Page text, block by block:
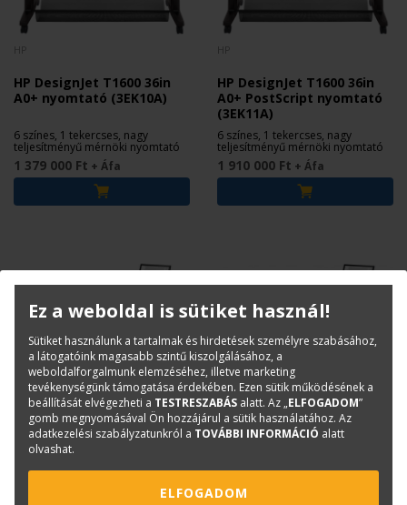
HP DesignJet T1600 36in
A0+ nyomtató (3EK10A)
6 színes, 1 tekercses, nagy
teljesítményű mérnöki nyomtató
1 379 000 Ft + Áfa
HP DesignJet T1600 36in
A0+ PostScript nyomtató
(3EK11A)
6 színes, 1 tekercses, nagy
teljesítményű mérnöki nyomtató
1 910 000 Ft + Áfa
HP DesignJet T2600 MFP
36in A0+ multifunkciós
nyomtató (3XB78A)
HP
HP DesignJet T2600dr MFP
multifunkciós nyomtató
(3EK15A)
6 színes, 2 tekercses, nagy
Ez a weboldal is sütiket használ!
Sütiket használunk a tartalmak és hirdetések személyre szabásához,
a látogatóink magasabb szintű kiszolgálásához, a
weboldalforgalmunk elemzéséhez, illetve marketing
tevékenységünk támogatása érdekében. Ezen sütik működésének a
beállítását elvégezheti a TESTRESZABÁS alatt. Az „ELFOGADOM”
gomb megnyomásával Ön hozzájárul a sütik használatához. Az
adatkezelési szabályzatunkról a TOVÁBBI INFORMÁCIÓ alatt
olvashat.
ELFOGADOM